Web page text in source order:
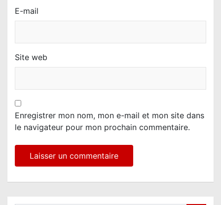
E-mail
Site web
Enregistrer mon nom, mon e-mail et mon site dans
le navigateur pour mon prochain commentaire.